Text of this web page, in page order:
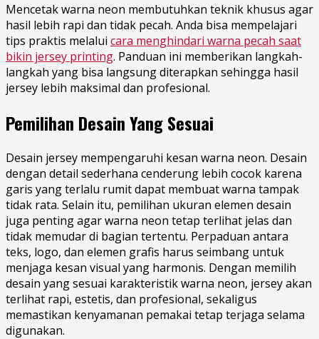
Mencetak warna neon membutuhkan teknik khusus agar
hasil lebih rapi dan tidak pecah. Anda bisa mempelajari
tips praktis melalui cara menghindari warna pecah saat
bikin jersey printing. Panduan ini memberikan langkah-
langkah yang bisa langsung diterapkan sehingga hasil
jersey lebih maksimal dan profesional.
Pemilihan Desain Yang Sesuai
Desain jersey mempengaruhi kesan warna neon. Desain
dengan detail sederhana cenderung lebih cocok karena
garis yang terlalu rumit dapat membuat warna tampak
tidak rata. Selain itu, pemilihan ukuran elemen desain
juga penting agar warna neon tetap terlihat jelas dan
tidak memudar di bagian tertentu. Perpaduan antara
teks, logo, dan elemen grafis harus seimbang untuk
menjaga kesan visual yang harmonis. Dengan memilih
desain yang sesuai karakteristik warna neon, jersey akan
terlihat rapi, estetis, dan profesional, sekaligus
memastikan kenyamanan pemakai tetap terjaga selama
digunakan.